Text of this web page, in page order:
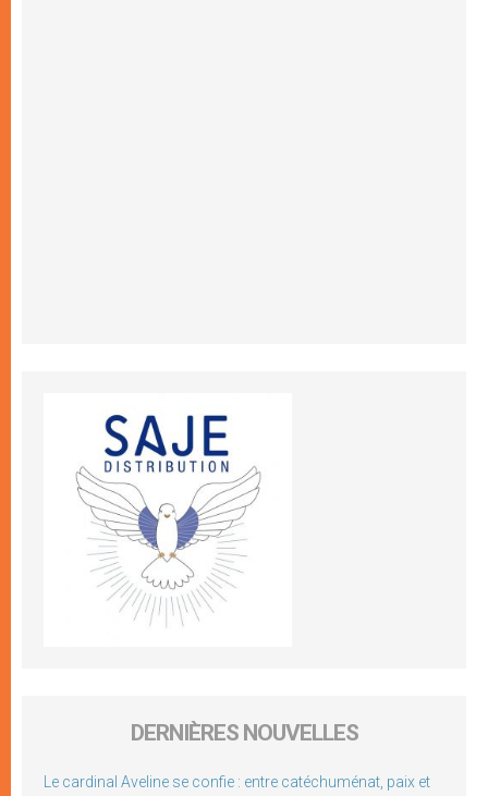
DERNIÈRES NOUVELLES
Le cardinal Aveline se confie : entre catéchuménat, paix et